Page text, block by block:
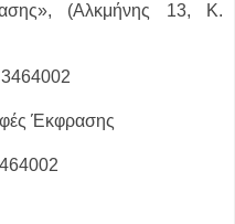
(Αλκμήνης 13, Κ.
Έκφρασης